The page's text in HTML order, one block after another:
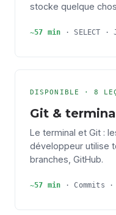
stocke quelque
~57 min · SELECT ·
DISPONIBLE · 8
Git &
Le terminal et Git :
développeur utilise
branches, GitHub.
~57 min · Commits ·